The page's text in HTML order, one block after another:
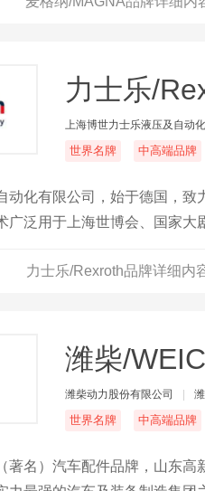
力士乐/
上海博世力士乐液压及自动
世界名牌 中高端品牌
动化有限公司，始于德国，
泛用于上海世博会、国家大
力士乐/Rexroth品牌详细内
潍柴/
潍柴动力股份有限公司
世界名牌 中高端品牌
著名）汽车配件品牌，山东